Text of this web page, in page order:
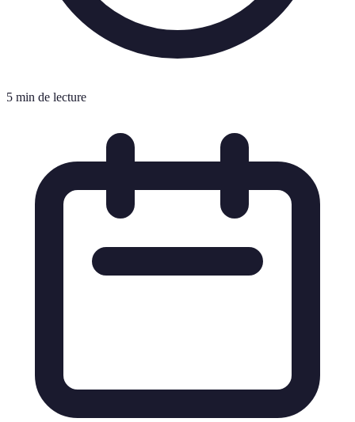
5 min de lecture